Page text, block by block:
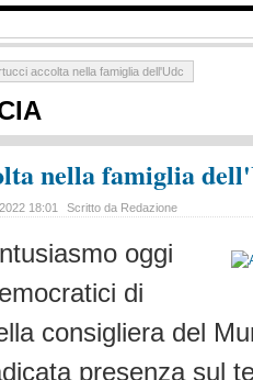
accolta nella famiglia dell'Udc
nella famiglia
18:01 Scritto da Redazione
oggi
di
consigliera del
presenza sul